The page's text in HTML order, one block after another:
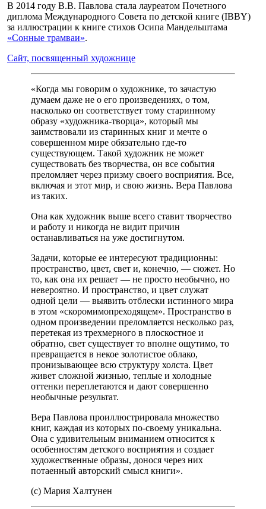
В 2014 году В.В. Павлова стала лауреатом Почетного
диплома Международного Совета по детской книге (IBBY)
за иллюстрации к книге стихов Осипа Мандельштама
«Сонные трамваи».
Сайт, посвященный художнице
«Когда мы говорим о художнике, то зачастую
думаем даже не о его произведениях, о том,
насколько он соответствует тому старинному
образу «художника-творца», который мы
заимствовали из старинных книг и мечте о
совершенном мире обязательно где-то
существующем. Такой художник не может
существовать без творчества, он все события
преломляет через призму своего восприятия. Все,
включая и этот мир, и свою жизнь. Вера Павлова
из таких.
Она как художник выше всего ставит творчество
и работу и никогда не видит причин
останавливаться на уже достигнутом.
Задачи, которые ее интересуют традиционны:
пространство, цвет, свет и, конечно, — сюжет. Но
то, как она их решает — не просто необычно, но
невероятно. И пространство, и цвет служат
одной цели — выявить отблески истинного мира
в этом «скоромимопреходящем». Пространство в
одном произведении преломляется несколько раз,
перетекая из трехмерного в плоскостное и
обратно, свет существует то вполне ощутимо, то
превращается в некое золотистое облако,
пронизывающее всю структуру холста. Цвет
живет сложной жизнью, теплые и холодные
оттенки переплетаются и дают совершенно
необычные результат.
Вера Павлова проиллюстрировала множество
книг, каждая из которых по-своему уникальна.
Она с удивительным вниманием относится к
особенностям детского восприятия и создает
художественные образы, донося через них
потаенный авторский смысл книги».
(с) Мария Халтунен